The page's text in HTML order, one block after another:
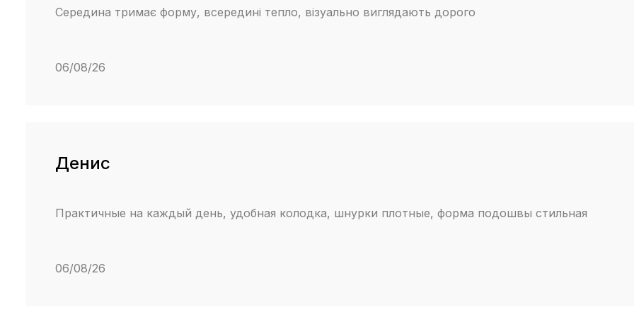
Середина тримає форму, всередині тепло, візуально виглядають дорого
06/08/26
Денис
Практичные на каждый день, удобная колодка, шнурки плотные, форма подошвы стильная
06/08/26